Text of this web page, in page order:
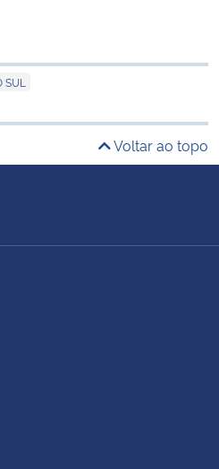
Voltar ao topo